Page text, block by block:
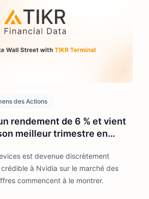
des Actions
rendement de 6 % et vient
meilleur trimestre en
?
est devenue discrètement
à Nvidia sur le marché des
commencent à le montrer.